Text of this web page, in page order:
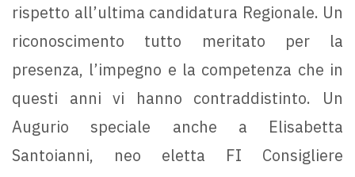
rispetto all’ultima candidatura Regionale. Un
riconoscimento tutto meritato per la
presenza, l’impegno e la competenza che in
questi anni vi hanno contraddistinto. Un
Augurio speciale anche a Elisabetta
Santoianni, neo eletta FI Consigliere